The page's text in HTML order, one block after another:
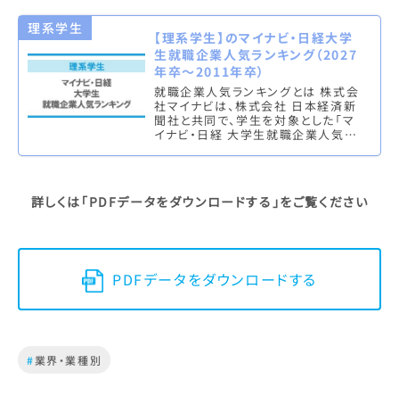
理系学生
【理系学生】のマイナビ・日経大学
生就職企業人気ランキング（2027
年卒～2011年卒）
就職企業人気ランキングとは 株式会
社マイナビは、株式会社 日本経済新
聞社と共同で、学生を対象とした「マ
イナビ・日経 大学生就職企業人気ラ
詳しくは 「PDFデータをダウンロードする」をご覧ください
PDFデータをダウンロードする
#業界・業種別